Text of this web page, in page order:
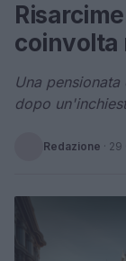
coinvolta
Una
dopo
Redazione · 29